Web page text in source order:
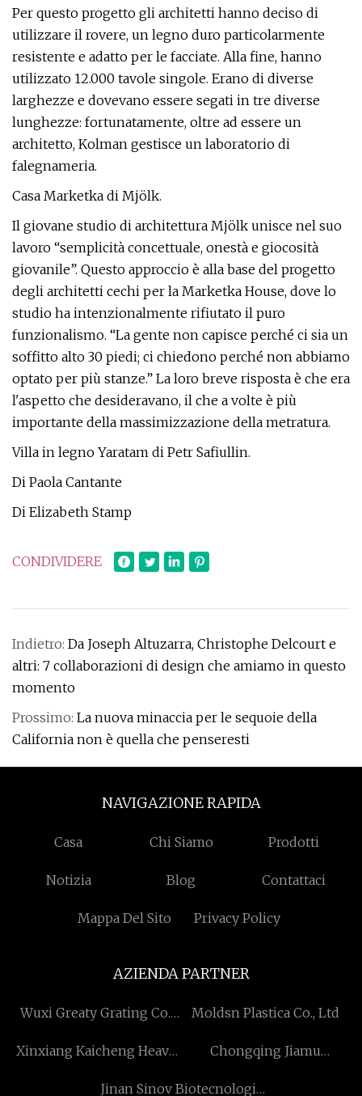
Per questo progetto gli architetti hanno deciso di
utilizzare il rovere, un legno duro particolarmente
resistente e adatto per le facciate. Alla fine, hanno
utilizzato 12.000 tavole singole. Erano di diverse
larghezze e dovevano essere segati in tre diverse
lunghezze: fortunatamente, oltre ad essere un
architetto, Kolman gestisce un laboratorio di
falegnameria.
Casa Marketka di Mjölk.
Il giovane studio di architettura Mjölk unisce nel suo
lavoro “semplicità concettuale, onestà e giocosità
giovanile”. Questo approccio è alla base del progetto
degli architetti cechi per la Marketka House, dove lo
studio ha intenzionalmente rifiutato il puro
funzionalismo. “La gente non capisce perché ci sia un
soffitto alto 30 piedi; ci chiedono perché non abbiamo
optato per più stanze.” La loro breve risposta è che era
l'aspetto che desideravano, il che a volte è più
importante della massimizzazione della metratura.
Villa in legno Yaratam di Petr Safiullin.
Di Paola Cantante
Di Elizabeth Stamp
CONDIVIDERE
Indietro: Da Joseph Altuzarra, Christophe Delcourt e
altri: 7 collaborazioni di design che amiamo in questo
momento
Prossimo: La nuova minaccia per le sequoie della
California non è quella che penseresti
NAVIGAZIONE RAPIDA
Casa Chi Siamo Prodotti
Notizia Blog Contattaci
Mappa Del Sito Privacy Policy
AZIENDA PARTNER
Wuxi Greaty Grating Co.,
Moldsn Plastica Co., Ltd
Xinxiang Kaicheng Heavy
Chongqing Jiamu
Jinan Sinov Biotecnologia